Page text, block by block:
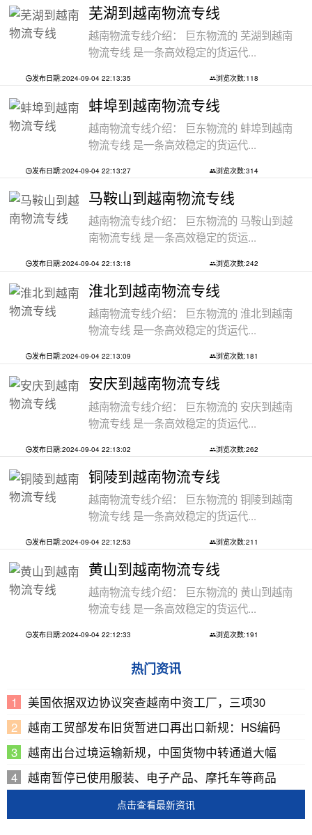
芜湖到越南物流专线
越南物流专线介绍： 巨东物流的 芜湖到越南
物流专线 是一条高效稳定的货运代...
发布日期:2024-09-04 22:13:35 浏览次数:118
蚌埠到越南物流专线
越南物流专线介绍： 巨东物流的 蚌埠到越南
物流专线 是一条高效稳定的货运代...
发布日期:2024-09-04 22:13:27 浏览次数:314
马鞍山到越南物流专线
越南物流专线介绍： 巨东物流的 马鞍山到越
南物流专线 是一条高效稳定的货运...
发布日期:2024-09-04 22:13:18 浏览次数:242
淮北到越南物流专线
越南物流专线介绍： 巨东物流的 淮北到越南
物流专线 是一条高效稳定的货运代...
发布日期:2024-09-04 22:13:09 浏览次数:181
安庆到越南物流专线
越南物流专线介绍： 巨东物流的 安庆到越南
物流专线 是一条高效稳定的货运代...
发布日期:2024-09-04 22:13:02 浏览次数:262
铜陵到越南物流专线
越南物流专线介绍： 巨东物流的 铜陵到越南
物流专线 是一条高效稳定的货运代...
发布日期:2024-09-04 22:12:53 浏览次数:211
黄山到越南物流专线
越南物流专线介绍： 巨东物流的 黄山到越南
物流专线 是一条高效稳定的货运代...
发布日期:2024-09-04 22:12:33 浏览次数:191
热门资讯
美国依据双边协议突查越南中资工厂，三项30
越南工贸部发布旧货暂进口再出口新规：HS编码
越南出台过境运输新规，中国货物中转通道大幅
越南暂停已使用服装、电子产品、摩托车等商品
点击查看最新资讯